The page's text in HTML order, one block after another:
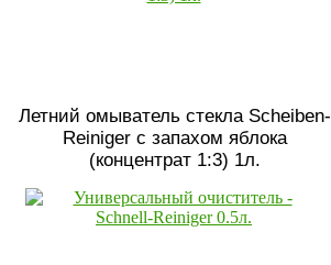
Летний омыватель стекла Scheiben-
Reiniger с запахом яблока
(концентрат 1:3) 1л.